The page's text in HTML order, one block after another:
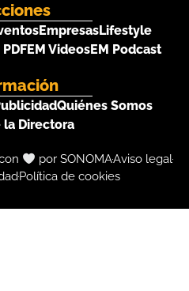
EmpresasLifestyle
EM VideosEM Podcast
Quiénes Somos
la Directora
por SONOMAAviso legal
Política de cookies